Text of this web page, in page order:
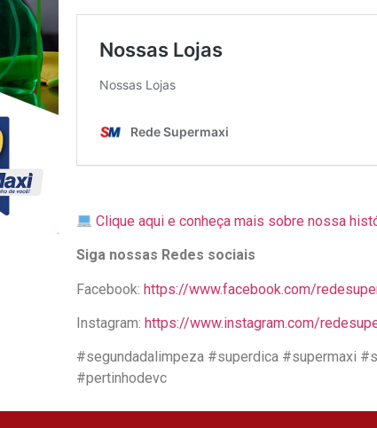
Clique aqui e conheça mais sobre nossa
Siga nossas Redes sociais
Facebook: https://www.facebook.com/
Instagram: https://www.instagram.com/
#segundadalimpeza #superdica #supermaxi
#pertinhodevc